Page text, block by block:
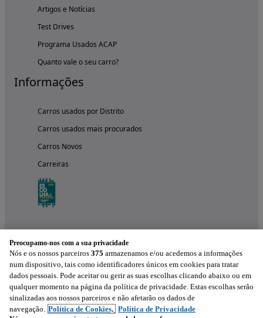
Artigos e Notícias
Test Drives
Programa Usados ACAP
Quanto vale o seu carro?
Informações
Carros usados por Distrito
Carros usados mais procurados
Carros Novos
Carreiras
Experimenta a aplicação
Preocupamo-nos com a sua privacidade
Nós e os nossos parceiros 375 armazenamos e/ou acedemos a informações
num dispositivo, tais como identificadores únicos em cookies para tratar
dados pessoais. Pode aceitar ou gerir as suas escolhas clicando abaixo ou em
qualquer momento na página da política de privacidade. Estas escolhas serão
sinalizadas aos nossos parceiros e não afetarão os dados de
navegação. Política de Cookies, Política de Privacidade